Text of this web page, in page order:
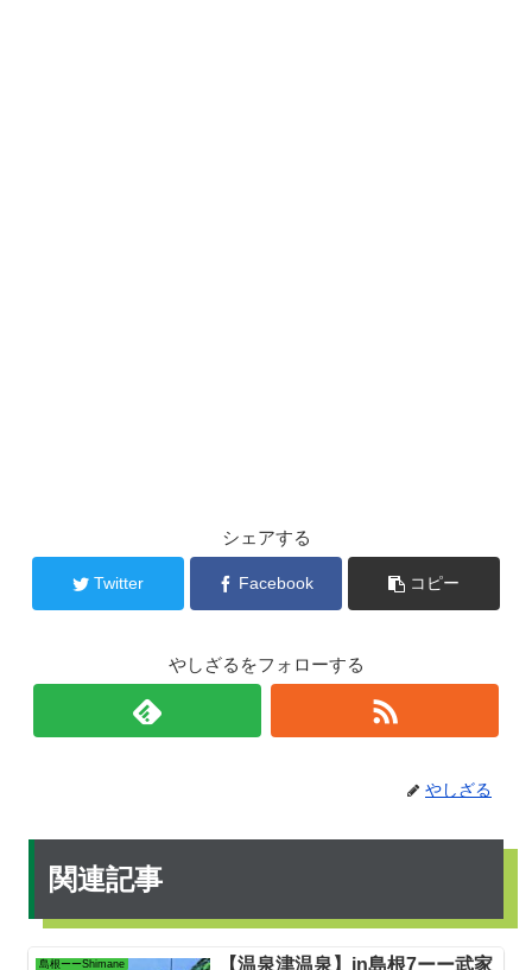
シェアする
Twitter Facebook コピー
やしざるをフォローする
やしざる
関連記事
島根ーーShimane
【温泉津温泉】in島根7ーー武家